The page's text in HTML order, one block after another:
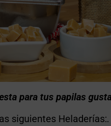
para tus papilas
siguientes Heladerías:.